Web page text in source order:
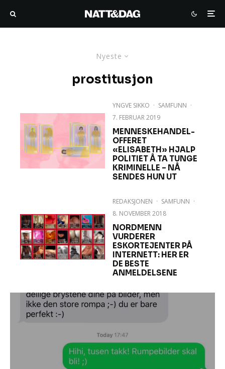
Nyeste
prostitusjon
YNGVE SIKKO · SAMFUNN ·
7. FEBRUAR 2019
MENNESKEHANDEL-
OFFERET
«ELISABETH» HJALP
POLITIET Å TA TUNGE
KRIMINELLE – NÅ
SENDES HUN UT
REDAKSJONEN · SAMFUNN ·
8. NOVEMBER 2018
NORDMENN
VURDERER
ESKORTEJENTER PÅ
INTERNETT: HER ER
DE BESTE
ANMELDELSENE